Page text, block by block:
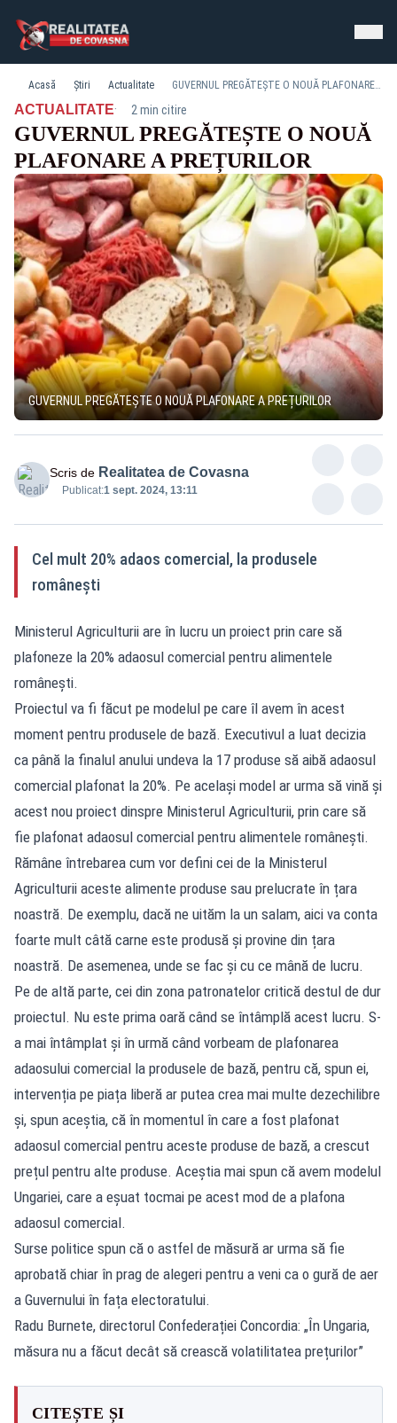
Acasă Știri Actualitate GUVERNUL PREGĂTEȘTE O NOUĂ PLAFONARE A PREȚURILOR
ACTUALITATE· 2 min citire
GUVERNUL PREGĂTEȘTE O NOUĂ
PLAFONARE A PREȚURILOR
GUVERNUL PREGĂTEȘTE O NOUĂ PLAFONARE A PREȚURILOR
Scris de Realitatea de Covasna
Publicat:1 sept. 2024, 13:11
Cel mult 20% adaos comercial, la produsele
românești
Ministerul Agriculturii are în lucru un proiect prin care să
plafoneze la 20% adaosul comercial pentru alimentele
românești.
Proiectul va fi făcut pe modelul pe care îl avem în acest
moment pentru produsele de bază. Executivul a luat decizia
ca până la finalul anului undeva la 17 produse să aibă adaosul
comercial plafonat la 20%. Pe același model ar urma să vină și
acest nou proiect dinspre Ministerul Agriculturii, prin care să
fie plafonat adaosul comercial pentru alimentele românești.
Rămâne întrebarea cum vor defini cei de la Ministerul
Agriculturii aceste alimente produse sau prelucrate în țara
noastră. De exemplu, dacă ne uităm la un salam, aici va conta
foarte mult câtă carne este produsă și provine din țara
noastră. De asemenea, unde se fac și cu ce mână de lucru.
Pe de altă parte, cei din zona patronatelor critică destul de dur
proiectul. Nu este prima oară când se întâmplă acest lucru. S-
a mai întâmplat și în urmă când vorbeam de plafonarea
adaosului comercial la produsele de bază, pentru că, spun ei,
intervenția pe piața liberă ar putea crea mai multe dezechilibre
și, spun aceștia, că în momentul în care a fost plafonat
adaosul comercial pentru aceste produse de bază, a crescut
prețul pentru alte produse. Aceștia mai spun că avem modelul
Ungariei, care a eșuat tocmai pe acest mod de a plafona
adaosul comercial.
Surse politice spun că o astfel de măsură ar urma să fie
aprobată chiar în prag de alegeri pentru a veni ca o gură de aer
a Guvernului în fața electoratului.
Radu Burnete, directorul Confederației Concordia: „În Ungaria,
măsura nu a făcut decât să crească volatilitatea prețurilor”
CITEȘTE ȘI